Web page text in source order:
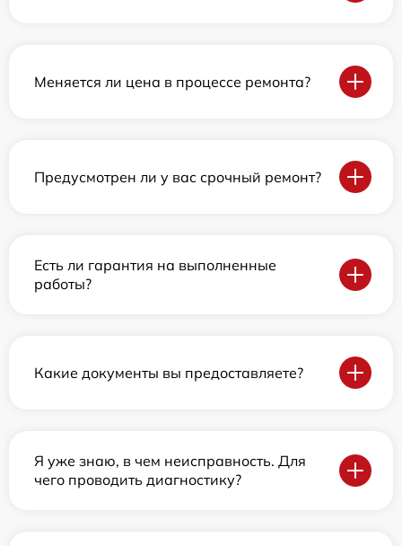
Меняется ли цена в процессе ремонта?
Предусмотрен ли у вас срочный ремонт?
Есть ли гарантия на выполненные
работы?
Какие документы вы предоставляете?
Я уже знаю, в чем неисправность. Для
чего проводить диагностику?